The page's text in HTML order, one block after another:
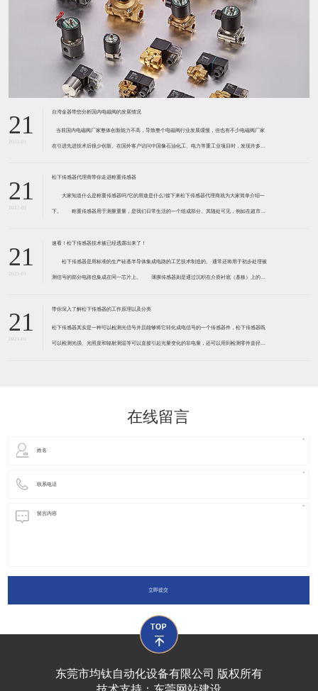
21
2021-01
台湾金器带您分析国内电磁阀的发展情况
​ 当前国内电磁阀厂家整体创新能力不高，导致整个电磁阀行业发展缓慢，但也有不少电磁阀厂家
在引进先进技术后很少创新。在国外客户访问中国像石油化工、电力等重工业项目时，发现许多项
21
2021-01
松下传感器代理商带你走进称重传感器
大家知道什么是称重传感器吗?它的用途是什么?接下来松下传感器代理商就为大家简单介绍一
下。 称重传感器用于测量重量，是我们日常生活的一个组成部分。其随处可见，例如在超市柜
带有应变片的弹性体组成。弹性体通常由钢
21
2021-01
速看！松下传感器技术被已经透露出来了！
松下传感器是用标准的生产硅基半导体集成电路的工艺技术制造的。 通常还将用于初步处理被
测信号的部分电路也集成在同一芯片上。 薄膜传感器则是通过沉积在介质衬底（基板）上的，
器是利用相应材料的浆料，涂覆在陶瓷基片上
21
2021-01
带你深入了解松下传感器的工作原理以及分类
松下传感器其实是一种可以检测光信号并且能够将它转化成电信号的一个传感器件，松下传感器既
可以检测光强、光照度和辐射测温等可以直接引起光量变化的非电量，还可以用到检测零件直径、
在线留言
立即提交
东莞市均钛自动化设备有限公司 版权所有